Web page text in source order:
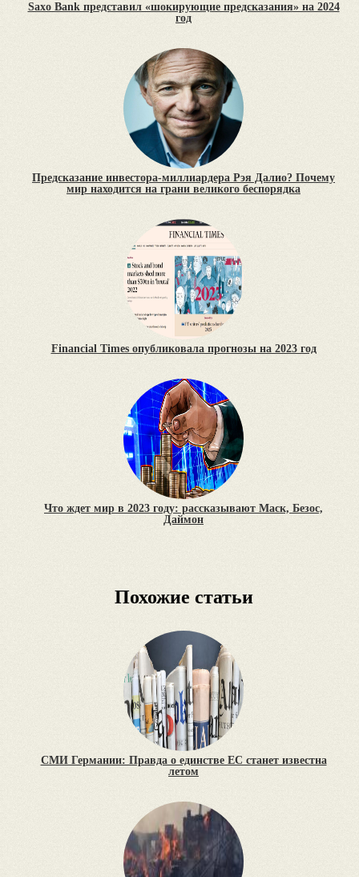
Saxo Bank представил «шокирующие предсказания» на 2024
год
Предсказание инвестора-миллиардера Рэя Далио? Почему
мир находится на грани великого беспорядка
Financial Times опубликовала прогнозы на 2023 год
Что ждет мир в 2023 году: рассказывают Маск, Безос,
Даймон
Похожие статьи
СМИ Германии: Правда о единстве ЕС станет известна
летом